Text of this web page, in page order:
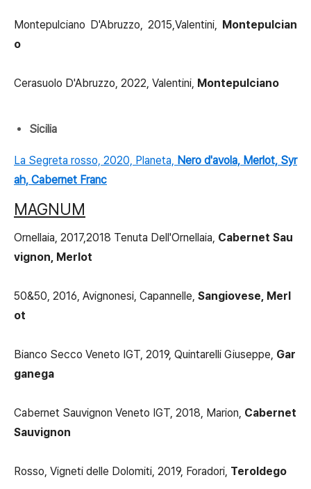
Montepulciano D'Abruzzo, 2015,Valentini, Montepulcian
o
Cerasuolo D'Abruzzo, 2022, Valentini, Montepulciano
Sicilia
La Segreta rosso, 2020, Planeta, Nero d'avola, Merlot, Syr
ah, Cabernet Franc
MAGNUM
Ornellaia, 2017,2018 Tenuta Dell'Ornellaia, Cabernet Sau
vignon, Merlot
50&50, 2016, Avignonesi, Capannelle, Sangiovese, Merl
ot
Bianco Secco Veneto IGT, 2019, Quintarelli Giuseppe, Gar
ganega
Cabernet Sauvignon Veneto IGT, 2018, Marion, Cabernet
Sauvignon
Rosso, Vigneti delle Dolomiti, 2019, Foradori, Teroldego